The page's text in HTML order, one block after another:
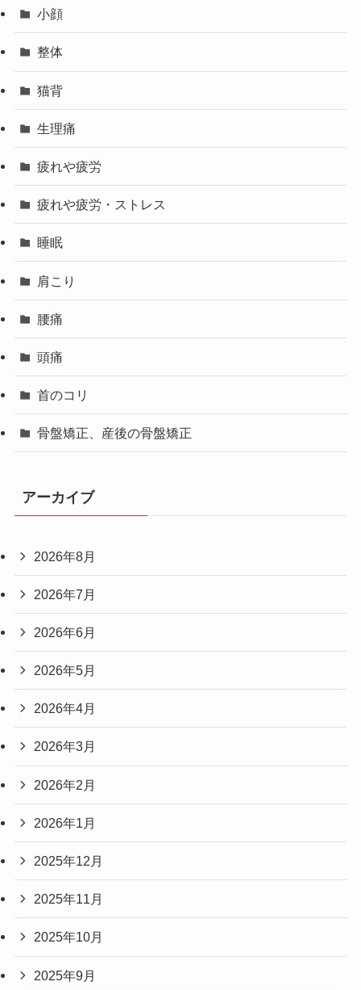
小顔
整体
猫背
生理痛
疲れや疲労
疲れや疲労・ストレス
睡眠
肩こり
腰痛
頭痛
首のコリ
骨盤矯正、産後の骨盤矯正
アーカイブ
2026年8月
2026年7月
2026年6月
2026年5月
2026年4月
2026年3月
2026年2月
2026年1月
2025年12月
2025年11月
2025年10月
2025年9月